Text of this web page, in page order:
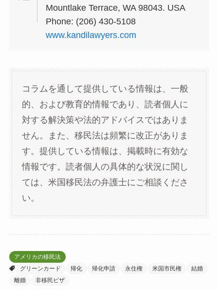
Mountlake Terrace, WA 98043. USA
Phone: (206) 430-5108
www.kandilawyers.com
コラムを通して提供している情報は、一般
的、および教育的情報であり、読者個人に
対する解決策や法的アドバイスではありま
せん。また、移民法は頻繁に改正がありま
す。提供している情報は、掲載時に有効な
情報です。読者個人の具体的な状況に関し
ては、米国移民法の弁護士にご相談くださ
い。
アメリカの移民法
グリーンカード
帰化 帰化申請 永住権 米国市民権
結婚
離婚
非移民ビザ